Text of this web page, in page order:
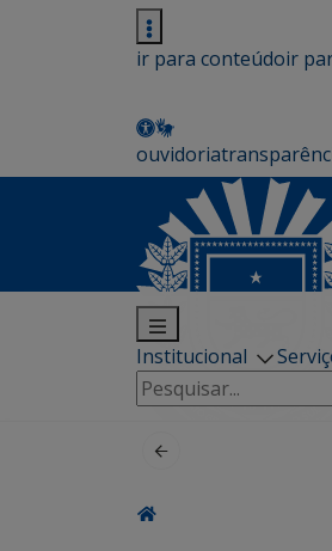
ir para conteúdoir
ouvidoria
Institucional
Pesquisar
por: